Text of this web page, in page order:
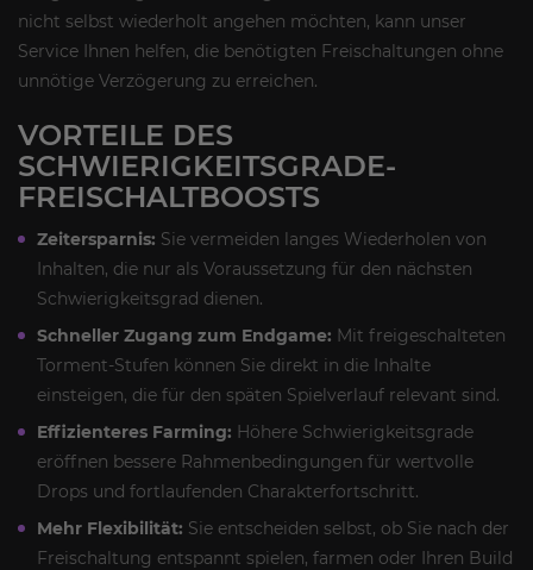
nicht selbst wiederholt angehen möchten, kann unser
Service Ihnen helfen, die benötigten Freischaltungen ohne
unnötige Verzögerung zu erreichen.
VORTEILE DES
SCHWIERIGKEITSGRADE-
FREISCHALTBOOSTS
Zeitersparnis: Sie vermeiden langes Wiederholen von
Inhalten, die nur als Voraussetzung für den nächsten
Schwierigkeitsgrad dienen.
Schneller Zugang zum Endgame: Mit freigeschalteten
Torment-Stufen können Sie direkt in die Inhalte
einsteigen, die für den späten Spielverlauf relevant sind.
Effizienteres Farming: Höhere Schwierigkeitsgrade
eröffnen bessere Rahmenbedingungen für wertvolle
Drops und fortlaufenden Charakterfortschritt.
Mehr Flexibilität: Sie entscheiden selbst, ob Sie nach der
Freischaltung entspannt spielen, farmen oder Ihren Build